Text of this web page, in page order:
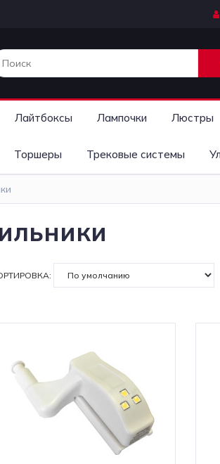
Лайтбоксы Лампочки Люстры
Торшеры Трековые системы